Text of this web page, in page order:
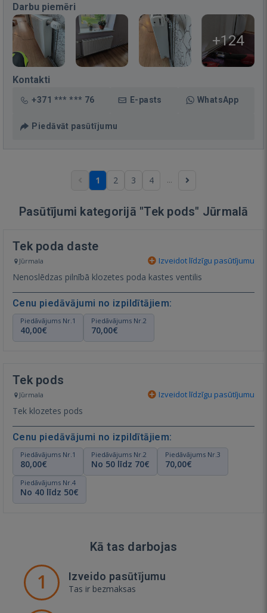
Darbu piemēri
+124
Kontakti
+371 *** *** 76 E-pasts WhatsApp
Piedāvāt pasūtījumu
1 2 3 4 ...
Pasūtījumi kategorijā "Tek pods" Jūrmalā
Tek poda daste
Jūrmala Izveidot līdzīgu pasūtījumu
Nenoslēdzas pilnībā klozetes poda kastes ventilis
Cenu piedāvājumi no izpildītājiem:
Piedāvājums Nr.1
40,00€
Piedāvājums Nr.2
70,00€
Tek pods
Jūrmala Izveidot līdzīgu pasūtījumu
Tek klozetes pods
Cenu piedāvājumi no izpildītājiem:
Piedāvājums Nr.1
80,00€
Piedāvājums Nr.2
No 50 līdz 70€
Piedāvājums Nr.3
70,00€
Piedāvājums Nr.4
No 40 līdz 50€
Kā tas darbojas
1 Izveido pasūtījumu
Tas ir bezmaksas